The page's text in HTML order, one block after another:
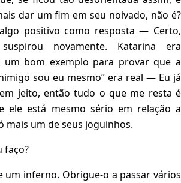
dar um fim em seu noivado, não é?
positivo como resposta — Certo,
novamente. Katarina era
um bom exemplo para provar que a
sou eu mesmo” era real — Eu já
jeito, então tudo o que me resta é
ele está mesmo sério em relação a
mais um de seus joguinhos.
faço?
um inferno. Obrigue-o a passar vários